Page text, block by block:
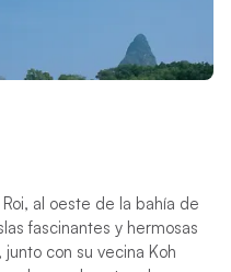
al oeste de la bahía de
fascinantes y hermosas
con su vecina Koh